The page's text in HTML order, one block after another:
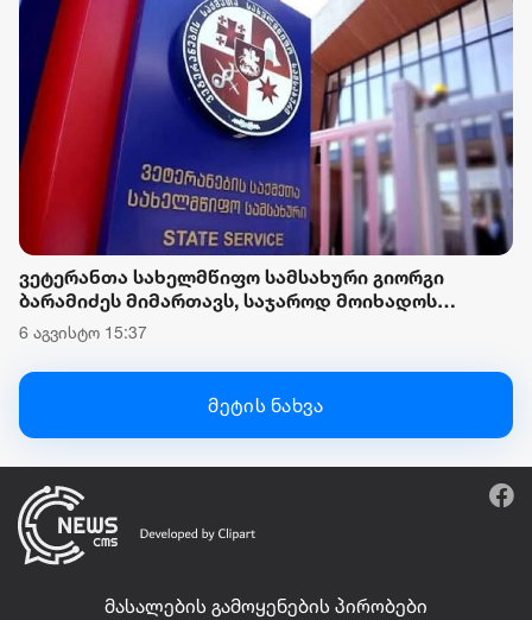
ვეტერანთა სახელმწიფო სამსახური გიორგი
ბარამიძეს მიმართავს, საჯაროდ მოიხადოს
ბოდიში და უარყოს მის მიერ გავრცელებული,
დაუდასტურებელი ინფორმაცია
6 აგვისტო 15:37
მეტის ნახვა
მასალების გამოყენების პირობები